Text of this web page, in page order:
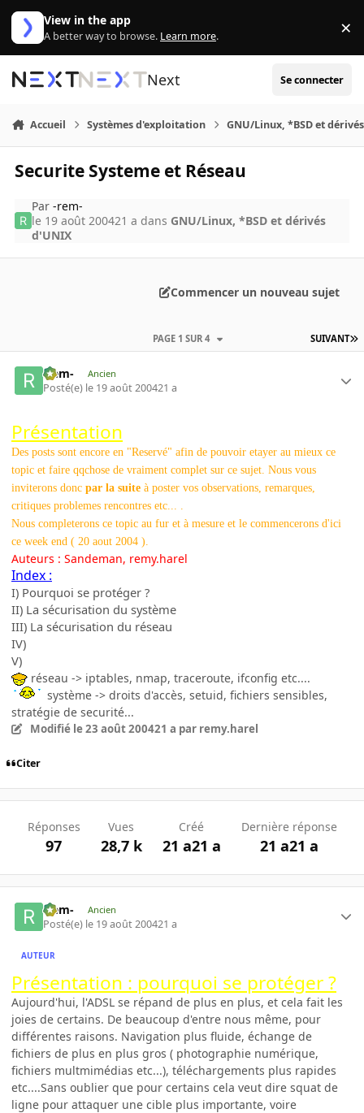
Aller au contenu
View in the app
A better way to browse. Learn more. ×
Next Se connecter
Accueil Systèmes d'exploitation GNU/Linux, *BSD et
Securite Systeme et Réseau
Par-rem-
le 19 août 200421 a dans GNU/Linux, *BSD et dérivés
d'UNIX
Commencer un nouveau sujet
SUIVANT
PAGE 1 SUR 4
-rem- Ancien
Posté(e) le 19 août 200421 a
Présentation
Des posts sont encore en "Reservé" afin de pouvoir etayer au mieux ce
topic et faire qqchose de vraiment complet sur ce sujet. Nous vous
inviterons donc par la suite à poster vos observations, remarques,
critiques problemes rencontres etc... .
Nous completerons ce topic au fur et à mesure et le commencerons d'ici
ce week end ( 20 aout 2004 ).
Auteurs : Sandeman, remy.harel
Index :
I) Pourquoi se protéger ?
II) La sécurisation du système
III) La sécurisation du réseau
IV)
V)
réseau -> iptables, nmap, traceroute, ifconfig etc....
système -> droits d'accès, setuid, fichiers sensibles,
stratégie de securité...
Modifié le 23 août 200421 a par remy.harel
Citer
Réponses
97
Vues
28,7 k
Créé
21 a21 a
Dernière réponse
21 a21 a
-rem- Ancien
Posté(e) le 19 août 200421 a
AUTEUR
Présentation : pourquoi se protéger ?
Aujourd'hui, l'ADSL se répand de plus en plus, et cela fait les
joies de certains. De beaucoup d'entre nous même, pour
différentes raisons. Navigation plus fluide, échange de
fichiers de plus en plus gros ( photographie numérique,
fichiers multmimédias etc...), téléchargements plus rapides
etc....Sans oublier que pour certains cela veut dire squat de
ligne pour attaquer une cible plus importante, voire